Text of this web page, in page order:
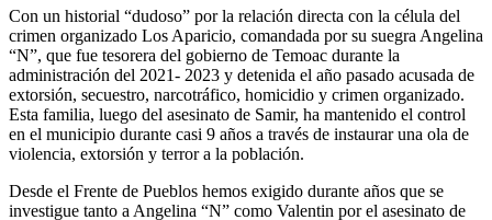
Con un historial “dudoso” por la relación directa con la célula del
crimen organizado Los Aparicio, comandada por su suegra Angelina
“N”, que fue tesorera del gobierno de Temoac durante la
administración del 2021- 2023 y detenida el año pasado acusada de
extorsión, secuestro, narcotráfico, homicidio y crimen organizado.
Esta familia, luego del asesinato de Samir, ha mantenido el control
en el municipio durante casi 9 años a través de instaurar una ola de
violencia, extorsión y terror a la población.
Desde el Frente de Pueblos hemos exigido durante años que se
investigue tanto a Angelina “N” como Valentin por el asesinato de